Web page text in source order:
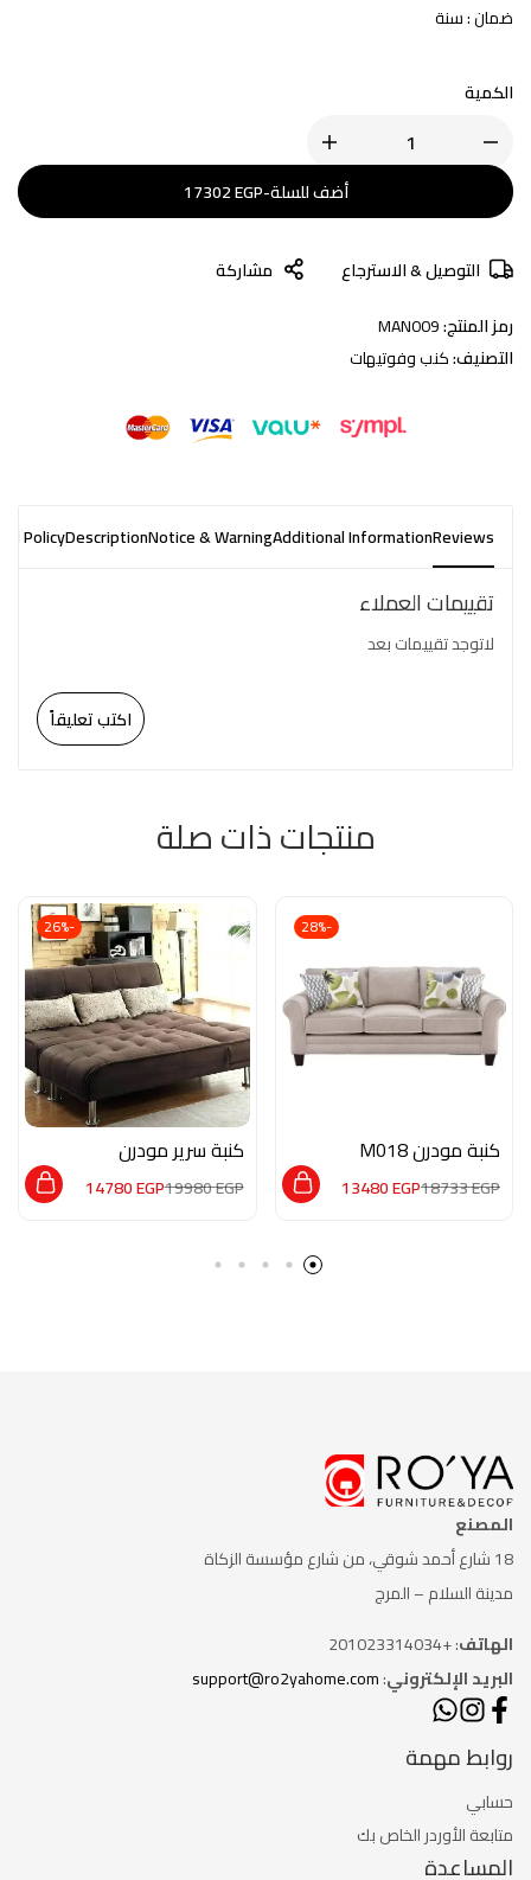
ضمان : سنة
الكمية
أضف للسلة-
17302EGP
التوصيل & الاسترجاع
مشاركة
رمز المنتج:MAN009
التصنيف:كنب وفوتيهات
Reviews
Additional Information
Notice & Warning
Description
Policy
تقييمات العملاء
لاتوجد تقييمات بعد
اكتب تعليقاً
منتجات ذات صلة
-28%
كنبة مودرن M018
18733EGP
13480EGP
-26%
كنبة سرير مودرن
MK008
19980EGP
14780EGP
المصنع
18 شارع أحمد شوقي، من شارع
مؤسسة الزكاة
مدينة السلام – المرج
الهاتف: +201023314034
البريد الإلكتروني:
support@ro2yahome.com
روابط مهمة
حسابي
متابعة الأوردر الخاص بك
المساعدة